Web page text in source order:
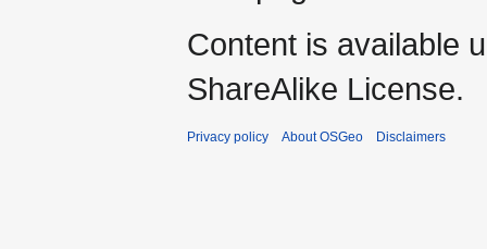
Content is available
ShareAlike License.
Privacy policy About OSGeo Disclaimers